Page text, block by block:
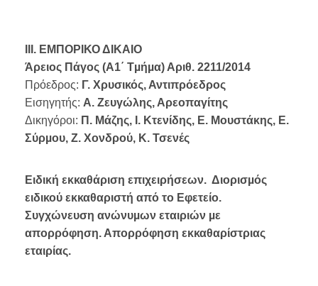
IΙΙ. ΕΜΠΟΡΙΚΟ ΔΙΚΑΙΟ
Άρειος Πάγος (Α1΄ Τµήµα) Αριθ. 2211/2014
Πρόεδρος: Γ. Χρυσικός, Αντιπρόεδρος
Εισηγητής: Α. Ζευγώλης, Αρεοπαγίτης
Δικηγόροι: Π. Μάζης, Ι. Κτενίδης, Ε. Μουστάκης, Ε.
Σύρµου, Ζ. Χονδρού, Κ. Τσενές
Ειδική εκκαθάριση επιχειρήσεων. Διορισµός
ειδικού εκκαθαριστή από το Εφετείο.
Συγχώνευση ανώνυµων εταιριών µε
απορρόφηση. Απορρόφηση εκκαθαρίστριας
εταιρίας.